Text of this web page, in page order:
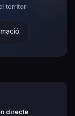
territori
directe